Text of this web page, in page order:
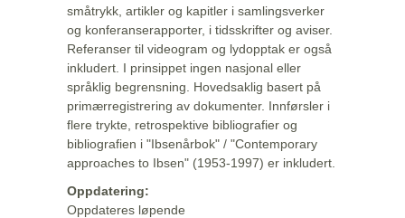
småtrykk, artikler og kapitler i samlingsverker
og konferanserapporter, i tidsskrifter og aviser.
Referanser til videogram og lydopptak er også
inkludert. I prinsippet ingen nasjonal eller
språklig begrensning. Hovedsaklig basert på
primærregistrering av dokumenter. Innførsler i
flere trykte, retrospektive bibliografier og
bibliografien i "Ibsenårbok" / "Contemporary
approaches to Ibsen" (1953-1997) er inkludert.
Oppdatering:
Oppdateres løpende